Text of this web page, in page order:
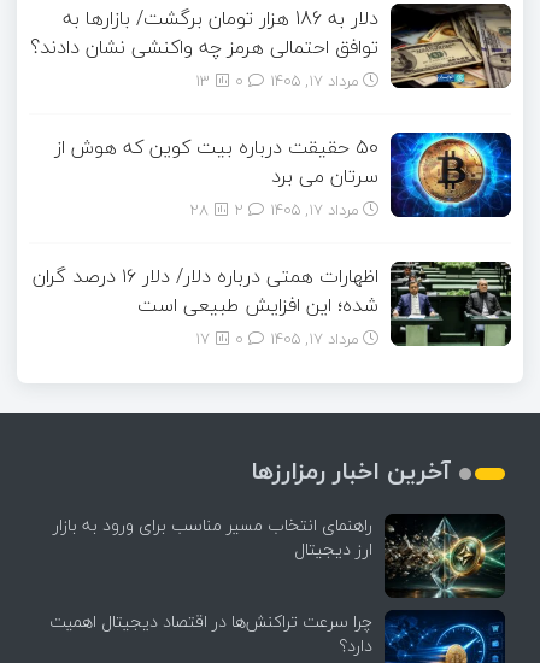
دلار به 186 هزار تومان برگشت/ بازارها به
توافق احتمالی هرمز چه واکنشی نشان دادند؟
مرداد ۱۷, ۱۴۰۵ 13
۵۰ حقیقت درباره بیت کوین که هوش از
سرتان می برد
مرداد ۱۷, ۱۴۰۵ 28
اظهارات همتی درباره دلار/ دلار ۱۶ درصد گران
شده؛ این افزایش طبیعی است
مرداد ۱۷, ۱۴۰۵ 17
آخرین اخبار رمزارزها
راهنمای انتخاب مسیر مناسب برای ورود به بازار
ارز دیجیتال
چرا سرعت تراکنش‌ها در اقتصاد دیجیتال اهمیت
دارد؟